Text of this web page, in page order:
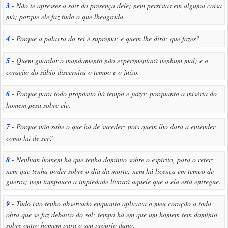
3 - Não te apresses a sair da presença dele; nem persistas em alguma coisa
má; porque ele faz tudo o que lheagrada.
4 - Porque a palavra do rei é suprema; e quem lhe dirá: que fazes?
5 - Quem guardar o mandamento não experimentará nenhum mal; e o
coração do sábio discernirá o tempo e o juízo.
6 - Porque para todo propósito há tempo e juízo; porquanto a miséria do
homem pesa sobre ele.
7- Porque não sabe o que há de suceder; pois quem lho dará a entender
como há de ser?
8 - Nenhum homem há que tenha domínio sobre o espírito, para o reter;
nem que tenha poder sobre o dia da morte; nem há licença em tempo de
guerra; nem tampouco a impiedade livrará aquele que a ela está entregue.
9 - Tudo isto tenho observado enquanto aplicava o meu coração a toda
obra que se faz debaixo do sol; tempo há em que um homem tem domínio
sobre outro homem para o seu próprio dano.